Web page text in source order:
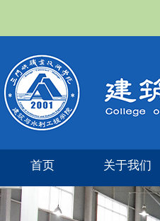
首页 关于我们